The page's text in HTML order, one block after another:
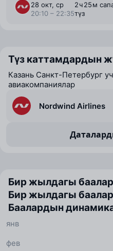
28 окт, ср
20:10 – 22:35
2 ⁠ч 25 ⁠м
түз
Түз каттамдардын
Казань Санкт-Петербург
авиакомпаниялар
Nordwind Airlines
Бир жылдагы
Бир жылдагы
Баалардын
янв
фев